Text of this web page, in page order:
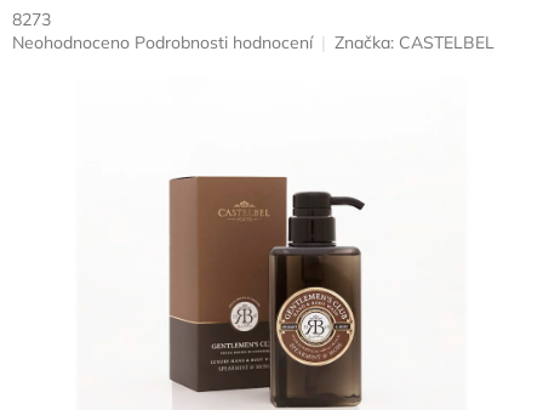
8273
Průměrné
Neohodnoceno Podrobnosti hodnocení Značka: CASTELBEL